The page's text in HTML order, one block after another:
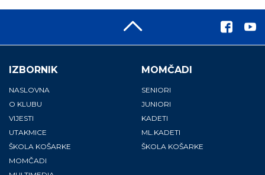
IZBORNIK
NASLOVNA
O KLUBU
VIJESTI
UTAKMICE
ŠKOLA KOŠARKE
MOMČADI
MOMČADI
SENIORI
JUNIORI
KADETI
ML.KADETI
ŠKOLA KOŠARKE